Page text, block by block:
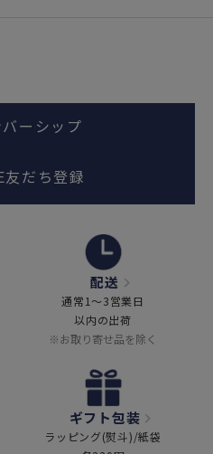
ーシップ
だち登録
配送
通常1～3営業日
以内の出荷
※お取り寄せ品を除く
ギフト包装
ラッピング(熨斗)/紙袋